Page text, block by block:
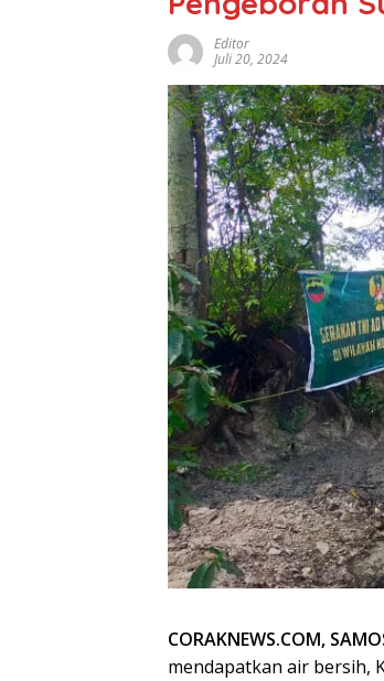
Editor
Juli 20, 2024
CORAKNEWS.COM,
mendapatkan air bersih,